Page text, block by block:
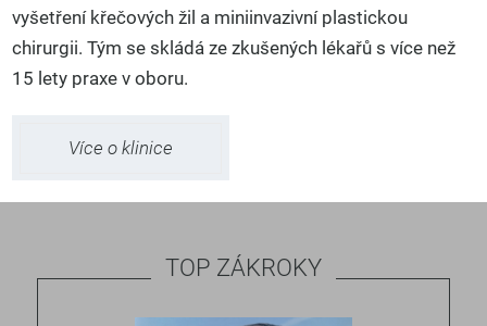
vyšetření křečových žil a miniinvazivní plastickou
chirurgii. Tým se skládá ze zkušených lékařů s více než
15 lety praxe v oboru.
Více o klinice
TOP ZÁKROKY